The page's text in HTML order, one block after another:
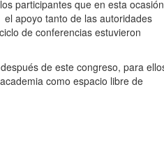
participantes que en esta
apoyo tanto de las autoridades
de conferencias estuvieron
de este congreso, para
como espacio libre de